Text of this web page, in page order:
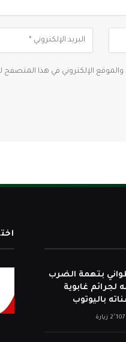
الإلكتروني في هذا المتصفح
بتهمة الضرب
لجرائم غابوية
باليوتوب
2٬107 زيارة